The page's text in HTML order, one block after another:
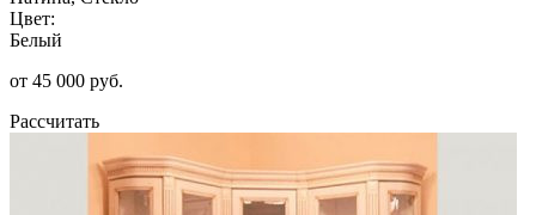
Цвет:
Белый
от 45 000 руб.
Рассчитать